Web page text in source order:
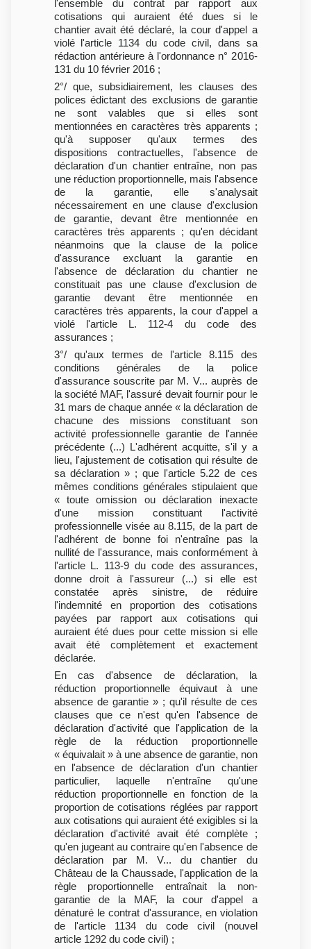
l'ensemble du contrat par rapport aux
cotisations qui auraient été dues si le
chantier avait été déclaré, la cour d'appel a
violé l'article 1134 du code civil, dans sa
rédaction antérieure à l'ordonnance n° 2016-
131 du 10 février 2016 ;
2°/ que, subsidiairement, les clauses des
polices édictant des exclusions de garantie
ne sont valables que si elles sont
mentionnées en caractères très apparents ;
qu'à supposer qu'aux termes des
dispositions contractuelles, l'absence de
déclaration d'un chantier entraîne, non pas
une réduction proportionnelle, mais l'absence
de la garantie, elle s'analysait
nécessairement en une clause d'exclusion
de garantie, devant être mentionnée en
caractères très apparents ; qu'en décidant
néanmoins que la clause de la police
d'assurance excluant la garantie en
l'absence de déclaration du chantier ne
constituait pas une clause d'exclusion de
garantie devant être mentionnée en
caractères très apparents, la cour d'appel a
violé l'article L. 112-4 du code des
assurances ;
3°/ qu'aux termes de l'article 8.115 des
conditions générales de la police
d'assurance souscrite par M. V... auprès de
la société MAF, l'assuré devait fournir pour le
31 mars de chaque année « la déclaration de
chacune des missions constituant son
activité professionnelle garantie de l'année
précédente (...) L'adhérent acquitte, s'il y a
lieu, l'ajustement de cotisation qui résulte de
sa déclaration » ; que l'article 5.22 de ces
mêmes conditions générales stipulaient que
« toute omission ou déclaration inexacte
d'une mission constituant l'activité
professionnelle visée au 8.115, de la part de
l'adhérent de bonne foi n'entraîne pas la
nullité de l'assurance, mais conformément à
l'article L. 113-9 du code des assurances,
donne droit à l'assureur (...) si elle est
constatée après sinistre, de réduire
l'indemnité en proportion des cotisations
payées par rapport aux cotisations qui
auraient été dues pour cette mission si elle
avait été complètement et exactement
déclarée.
En cas d'absence de déclaration, la
réduction proportionnelle équivaut à une
absence de garantie » ; qu'il résulte de ces
clauses que ce n'est qu'en l'absence de
déclaration d'activité que l'application de la
règle de la réduction proportionnelle
« équivalait » à une absence de garantie, non
en l'absence de déclaration d'un chantier
particulier, laquelle n'entraîne qu'une
réduction proportionnelle en fonction de la
proportion de cotisations réglées par rapport
aux cotisations qui auraient été exigibles si la
déclaration d'activité avait été complète ;
qu'en jugeant au contraire qu'en l'absence de
déclaration par M. V... du chantier du
Château de la Chaussade, l'application de la
règle proportionnelle entraînait la non-
garantie de la MAF, la cour d'appel a
dénaturé le contrat d'assurance, en violation
de l'article 1134 du code civil (nouvel
article 1292 du code civil) ;